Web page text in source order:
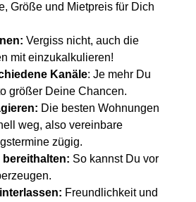
Größe und Mietpreis für Dich
Vergiss nicht, auch die
mit einzukalkulieren!
Kanäle: Je mehr Du
größer Deine Chancen.
Die besten Wohnungen
weg, also vereinbare
zügig.
bereithalten: So kannst Du vor
Freundlichkeit und